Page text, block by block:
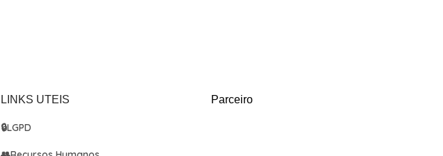
LINKS UTEIS
🔒LGPD
Parceiro